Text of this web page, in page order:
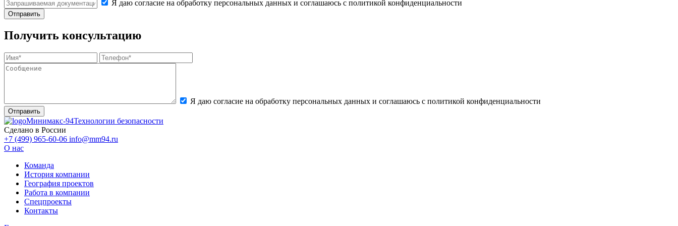
Я даю согласие на обработку персональных данных и соглашаюсь с политикой конфиденциальности
Получить консультацию
Я даю согласие на обработку персональных данных и соглашаюсь с политикой конфиденциальности
Минимакс-94Технологии безопасности
Сделано в России
+7 (499) 965-60-06 info@mm94.ru
О нас
Команда
История компании
География проектов
Работа в компании
Спецпроекты
Контакты